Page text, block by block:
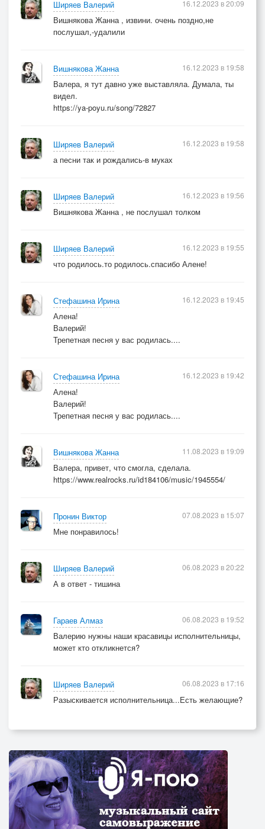
Ширяев Валерий
Вишнякова Жанна , извини. очень поздно,не
послушал,-удалили
16.12.2023 в 20:09
Вишнякова Жанна
Валера, я тут давно уже выставляла. Думала, ты
видел.
https://ya-poyu.ru/song/72827
16.12.2023 в 19:58
Ширяев Валерий
а песни так и рождались-в муках
16.12.2023 в 19:58
Ширяев Валерий
Вишнякова Жанна , не послушал толком
16.12.2023 в 19:56
Ширяев Валерий
что родилось.то родилось.спасибо Алене!
16.12.2023 в 19:55
Стефашина Ирина
Алена!
Валерий!
Трепетная песня у вас родилась....
16.12.2023 в 19:45
Стефашина Ирина
Алена!
Валерий!
Трепетная песня у вас родилась....
16.12.2023 в 19:42
Вишнякова Жанна
Валера, привет, что смогла, сделала.
https://www.realrocks.ru/id184106/music/1945554/
11.08.2023 в 19:09
Пронин Виктор
Мне понравилось!
07.08.2023 в 15:07
Ширяев Валерий
А в ответ - тишина
06.08.2023 в 20:22
Гараев Алмаз
Валерию нужны наши красавицы исполнительницы,
может кто откликнется?
06.08.2023 в 19:52
Ширяев Валерий
Разыскивается исполнительница...Есть желающие?
06.08.2023 в 17:16